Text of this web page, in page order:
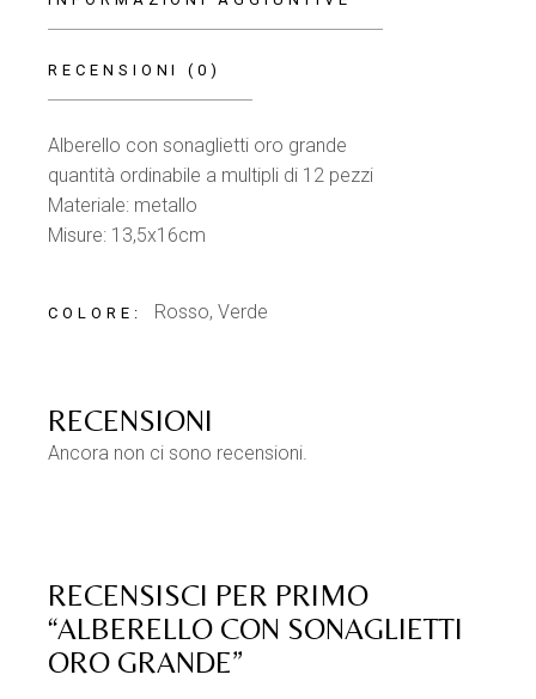
RECENSIONI (0)
Alberello con sonaglietti oro grande
quantità ordinabile a multipli di 12 pezzi
Materiale: metallo
Misure: 13,5x16cm
COLORE Rosso, Verde
RECENSIONI
Ancora non ci sono recensioni.
RECENSISCI PER PRIMO
“ALBERELLO CON SONAGLIETTI
ORO GRANDE”